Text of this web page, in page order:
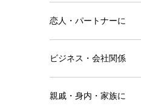
恋人・パートナーに
ビジネス・会社関係
親戚・身内・家族に